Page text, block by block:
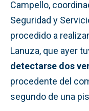
Campello,
Seguridad y
procedido a
Lanuza, que ayer
detectarse dos
procedente del
segundo de una